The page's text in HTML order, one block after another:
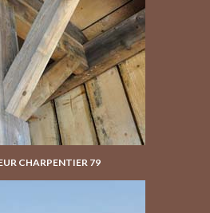
CHARPENTIER 79